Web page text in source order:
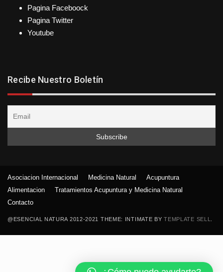
Pagina Faceboock
Pagina Twitter
Youtube
Recibe Nuestro Boletín
@ESENCIAL NATURA 2012-2021 THEME: INTIMATE BYTEMPLATE SELL
Asociacion Internacional Medicina Natural
Acupuntura
Alimentacion
Tratamientos Acupuntura y Medicina Natural
Contacto